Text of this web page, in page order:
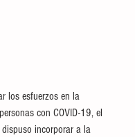
los esfuerzos en la
con COVID-19, el
incorporar a la